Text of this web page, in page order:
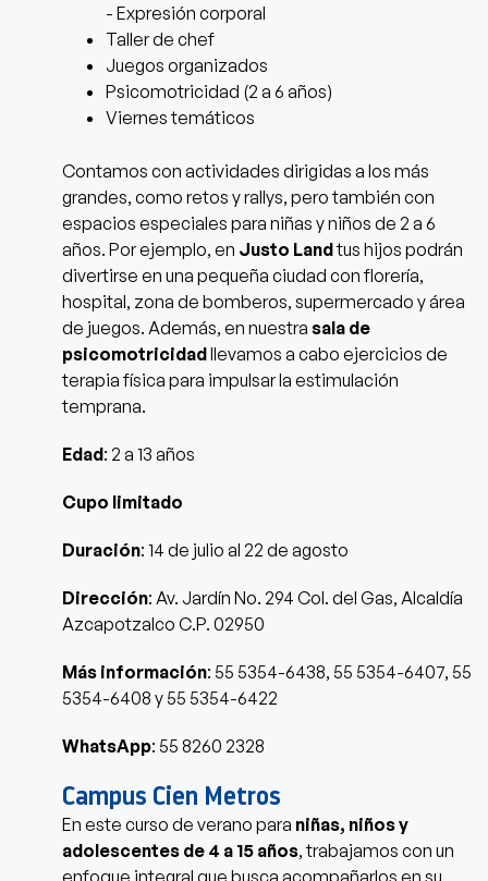
- Expresión corporal
Taller de chef
Juegos organizados
Psicomotricidad (2 a 6 años)
Viernes temáticos
Contamos con actividades dirigidas a los más
grandes, como retos y rallys, pero también con
espacios especiales para niñas y niños de 2 a 6
años. Por ejemplo, en Justo Landtus hijos podrán
divertirse en una pequeña ciudad con florería,
hospital, zona de bomberos, supermercado y área
de juegos. Además, en nuestra sala de
psicomotricidadllevamos a cabo ejercicios de
terapia física para impulsar la estimulación
temprana.
Edad: 2 a 13 años
Cupo limitado
Duración: 14 de julio al 22 de agosto
Dirección: Av. Jardín No. 294 Col. del Gas, Alcaldía
Azcapotzalco C.P. 02950
Más información: 55 5354-6438, 55 5354-6407, 55
5354-6408 y 55 5354-6422
WhatsApp: 55 8260 2328
Campus Cien Metros
En este curso de verano para niñas, niños y
adolescentes de 4 a 15 años, trabajamos con un